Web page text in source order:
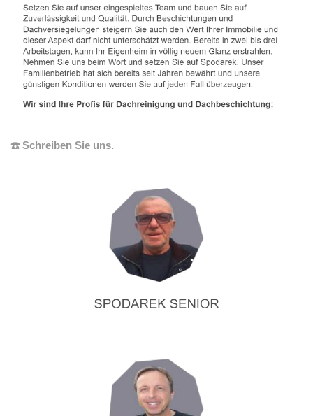
☎️ Schreiben Sie uns.